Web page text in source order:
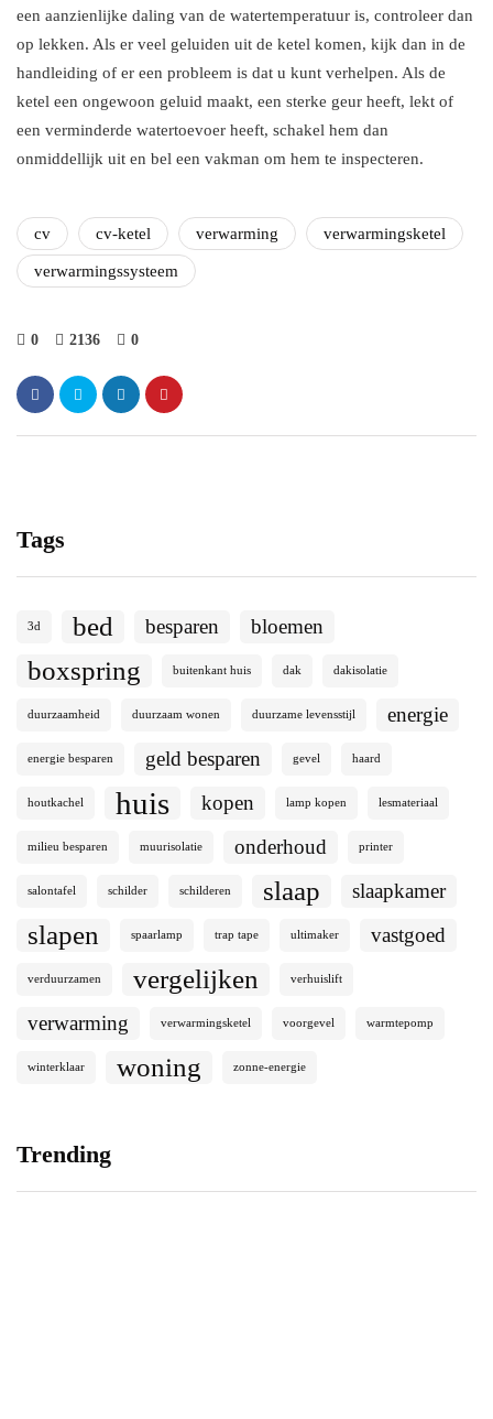
een aanzienlijke daling van de watertemperatuur is, controleer dan
op lekken. Als er veel geluiden uit de ketel komen, kijk dan in de
handleiding of er een probleem is dat u kunt verhelpen. Als de
ketel een ongewoon geluid maakt, een sterke geur heeft, lekt of
een verminderde watertoevoer heeft, schakel hem dan
onmiddellijk uit en bel een vakman om hem te inspecteren.
cv cv-ketel verwarming verwarmingsketel
verwarmingssysteem
0 2136 0
Tags
3d bed besparen bloemen
boxspring buitenkant huis dak dakisolatie
duurzaamheid duurzaam wonen duurzame levensstijl energie
energie besparen geld besparen gevel haard
houtkachel huis kopen lamp kopen lesmateriaal
milieu besparen muurisolatie onderhoud printer
salontafel schilder schilderen slaap slaapkamer
slapen spaarlamp trap tape ultimaker vastgoed
verduurzamen vergelijken verhuislift
verwarming verwarmingsketel voorgevel warmtepomp
winterklaar woning zonne-energie
Trending